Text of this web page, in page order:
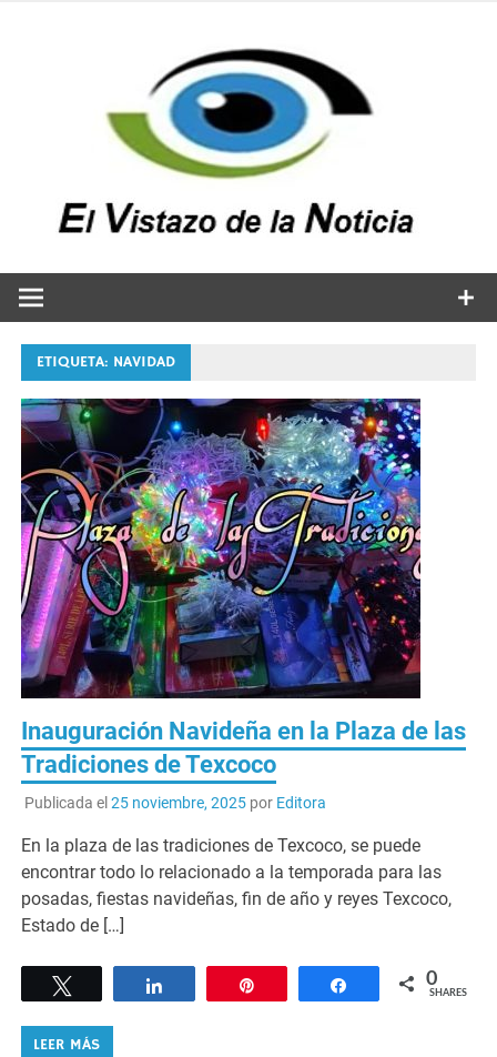
ETIQUETA: NAVIDAD
Inauguración Navideña en la Plaza de las
Tradiciones de Texcoco
Publicada el 25 noviembre, 2025por Editora
En la plaza de las tradiciones de Texcoco, se puede
encontrar todo lo relacionado a la temporada para las
posadas, fiestas navideñas, fin de año y reyes Texcoco,
Estado de […]
Share 0
SHARES
LEER MÁS